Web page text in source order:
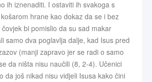
ih iznenaditi. I ostaviti ih svakoga s
hrane kao dokaz da se i bez
bi pomislio da su sad makar
samo dva poglavlja dalje, kad Isus pred
(manji zapravo jer se radi o samo
da ništa nisu naučili (8, 2-4). Učenici
da još nikad nisu vidjeli Isusa kako čini